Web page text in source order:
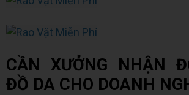
CẦN XƯỞNG NHẬN
ĐỒ DA CHO DOANH